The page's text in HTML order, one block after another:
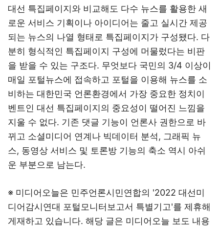
대선 특집페이지와 비교해도 다수 뉴스를 활용한 새
로운 서비스 기획이나 아이디어는 줄고 실시간 제공
되는 뉴스의 나열 형태로 특집페이지가 구성됐다. 다
분히 형식적인 특집페이지 구성에 머물렀다는 비판
을 받을 수 있는 구조다. 무엇보다 국민의 3/4 이상이
매일 포털뉴스에 접속하고 포털을 이용해 뉴스를 소
비하는 대한민국 언론환경에서 가장 중요한 정치이
벤트인 대선 특집페이지의 중요성이 떨어진 느낌을
지울 수 없다. 기존 댓글 기능이 언론사 권한으로 바
뀌고 소셜미디어 연계나 빅데이터 분석, 그래픽 뉴
스, 동영상 서비스 및 토론방 기능의 축소 역시 아쉬
운 부분으로 남는다.
※ 미디어오늘은 민주언론시민연합의 '2022 대선미
디어감시연대 포털모니터보고서 특별기고'를 제휴해
게재하고 있습니다. 해당 글은 미디어오늘 보도 내용